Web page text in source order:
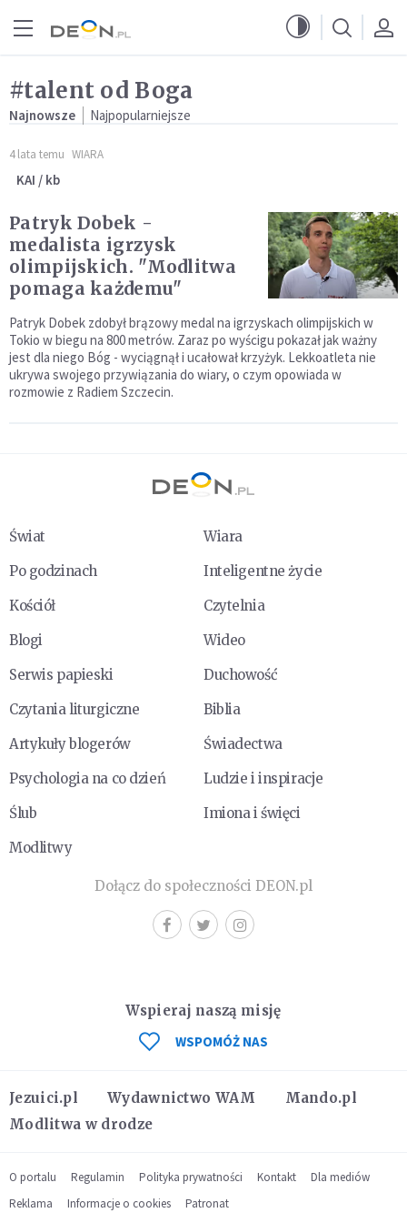
#talent od Boga
Najnowsze Najpopularniejsze
4 lata temu WIARA
KAI / kb
Patryk Dobek -
medalista igrzysk
olimpijskich. "Modlitwa
pomaga każdemu"
Patryk Dobek zdobył brązowy medal na igrzyskach olimpijskich w
Tokio w biegu na 800 metrów. Zaraz po wyścigu pokazał jak ważny
jest dla niego Bóg - wyciągnął i ucałował krzyżyk. Lekkoatleta nie
ukrywa swojego przywiązania do wiary, o czym opowiada w
rozmowie z Radiem Szczecin.
Świat
Wiara
Po godzinach
Inteligentne życie
Kościół
Czytelnia
Blogi
Wideo
Serwis papieski
Duchowość
Czytania liturgiczne
Biblia
Artykuły blogerów
Świadectwa
Psychologia na co dzień
Ludzie i inspiracje
Ślub
Imiona i święci
Modlitwy
Dołącz do społeczności DEON.pl
Jezuici.pl Wydawnictwo WAM
Mando.pl
Modlitwa w drodze
Wspieraj naszą misję
WSPOMÓŻ NAS
O portalu Regulamin Polityka prywatności Kontakt
Dla mediów
Reklama
Informacje o cookies Patronat